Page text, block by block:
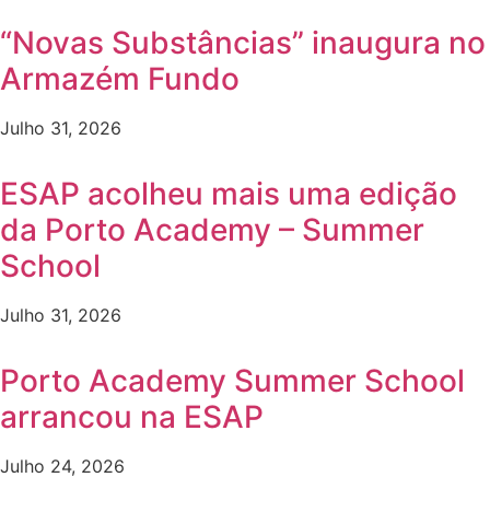
“Novas Substâncias” inaugura no
Armazém Fundo
Julho 31, 2026
ESAP acolheu mais uma edição
da Porto Academy – Summer
School
Julho 31, 2026
Porto Academy Summer School
arrancou na ESAP
Julho 24, 2026